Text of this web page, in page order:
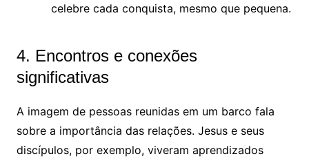
celebre cada conquista, mesmo que pequena.
4. Encontros e conexões
significativas
A imagem de pessoas reunidas em um barco fala
sobre a importância das relações. Jesus e seus
discípulos, por exemplo, viveram aprendizados